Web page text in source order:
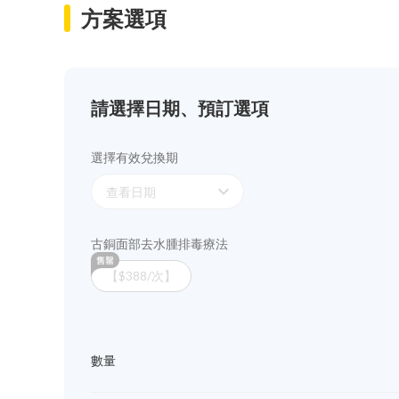
方案選項
請選擇日期、預訂選項
選擇有效兌換期
查看日期 expand_more
古銅面部去水腫排毒療法
【$388/次】
數量